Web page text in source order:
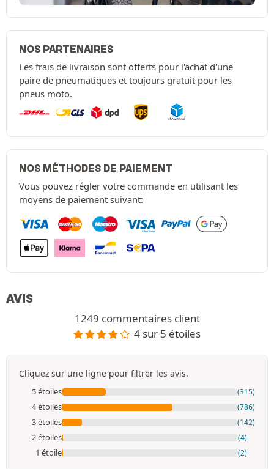
NOS PARTENAIRES
Les frais de livraison sont offerts pour l'achat d'une
paire de pneumatiques et toujours gratuit pour les
pneus moto.
NOS MÉTHODES DE PAIEMENT
Vous pouvez régler votre commande en utilisant les
moyens de paiement suivant:
AVIS
1249 commentaires client
4 sur 5 étoiles
Cliquez sur une ligne pour filtrer les avis.
5 étoiles (315)
4 étoiles (786)
3 étoiles (142)
2 étoiles (4)
1 étoile (2)